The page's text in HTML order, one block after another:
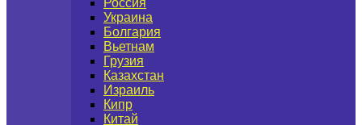
Россия
Украина
Болгария
Вьетнам
Грузия
Казахстан
Израиль
Кипр
Китай